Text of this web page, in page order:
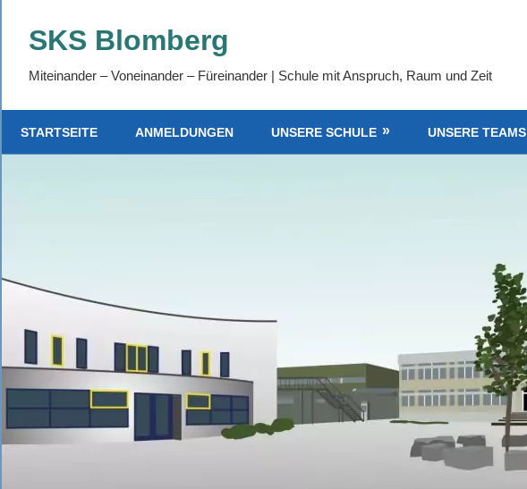
InhaltSKS Blomberg
Miteinander – Voneinander – Füreinander | Schule mit Anspruch, Raum und Zeit
STARTSEITE ANMELDUNGEN UNSERE SCHULE UNSERE TEAMS